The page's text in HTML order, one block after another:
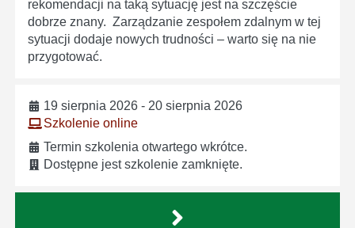
rekomendacji na taką sytuację jest na szczęście
dobrze znany. Zarządzanie zespołem zdalnym w tej
sytuacji dodaje nowych trudności – warto się na nie
przygotować.
19 sierpnia 2026 - 20 sierpnia 2026
Szkolenie online
Termin szkolenia otwartego wkrótce.
Dostępne jest szkolenie zamknięte.